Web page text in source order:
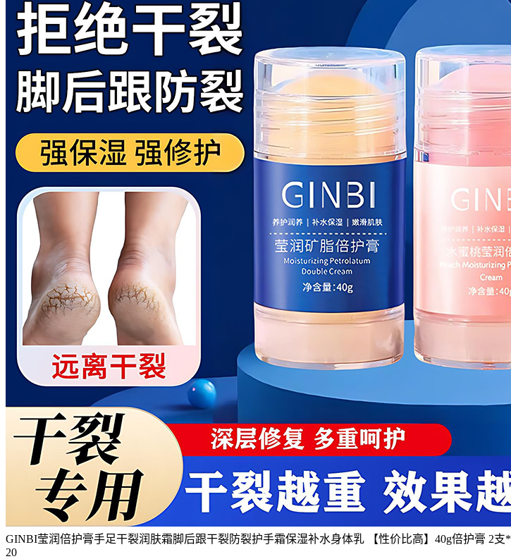
GINBI莹润倍护膏手足干裂润肤霜脚后跟干裂防裂护手霜保湿补水身体乳 【性价比高】40g倍护膏 2支*
20